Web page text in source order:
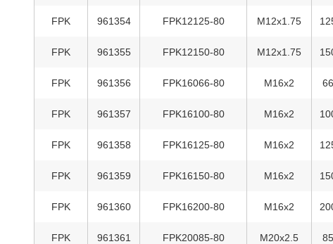
FPK 961354 FPK12125-80 M12x1.75
FPK 961355 FPK12150-80 M12x1.75
FPK 961356 FPK16066-80 M16x2 66
FPK 961357 FPK16100-80 M16x2
FPK 961358 FPK16125-80 M16x2
FPK 961359 FPK16150-80 M16x2
FPK 961360 FPK16200-80 M16x2
FPK 961361 FPK20085-80 M20x2.5 85